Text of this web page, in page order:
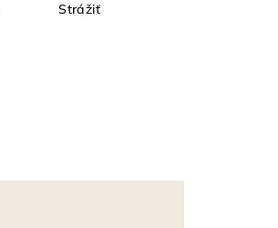
Strážiť